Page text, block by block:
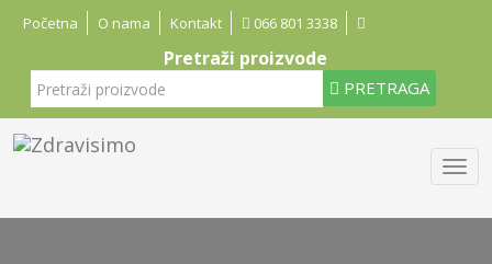
Početna O nama Kontakt 066 801 3338
Pretraži proizvode
PRETRAGA